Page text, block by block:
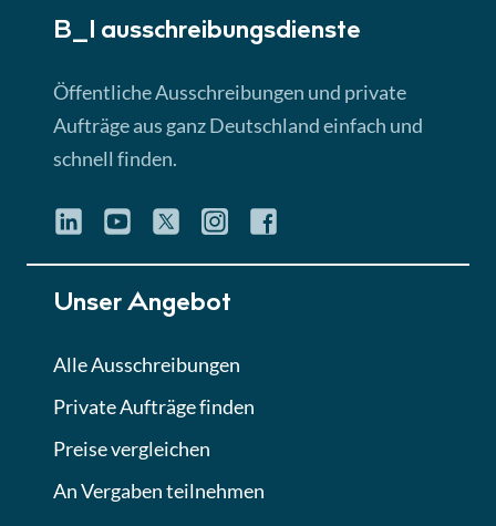
Lektion 3
► 4:31 Min
Quiz
Eignung im Vergabeverfahren
Lektion 6
Abgabe von Angeboten
Lektion
B_I ausschreibungs­dienste
Öffentliche Ausschreibungen und private
Aufträge aus ganz Deutschland einfach und
schnell finden.
Unser Angebot
Alle Ausschreibungen
Private Aufträge finden
Preise vergleichen
An Vergaben teilnehmen